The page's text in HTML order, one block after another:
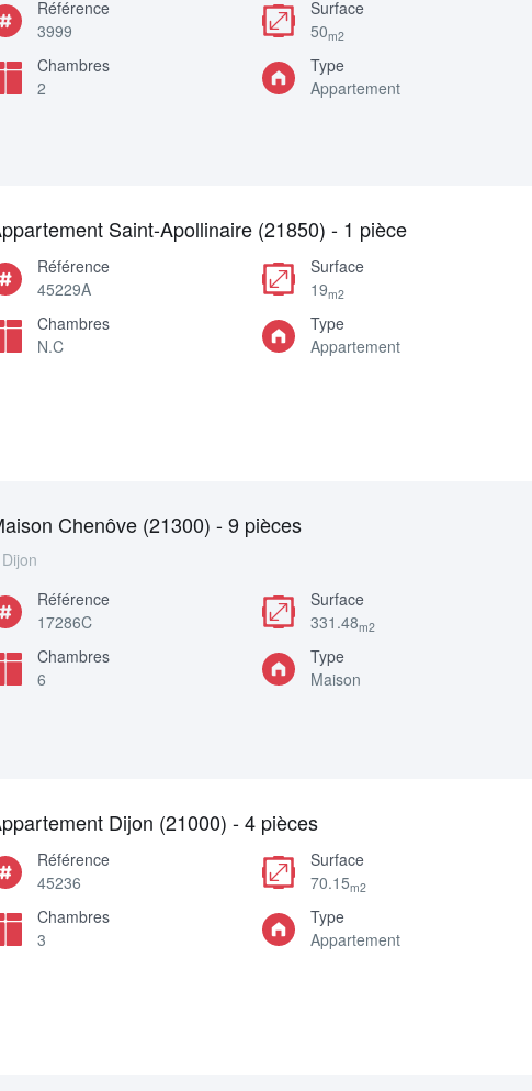
Référence
3999
Surface
50m2
Chambres
2
Type
Appartement
Saint-Apollinaire (21850) - 1 pièce
Référence
45229A
Surface
19m2
Chambres
N.C
Type
Appartement
Chenôve (21300) - 9 pièces
Référence
17286C
Surface
331.48m2
Chambres
6
Type
Maison
Dijon (21000) - 4 pièces
Référence
45236
Surface
70.15m2
Chambres
3
Type
Appartement